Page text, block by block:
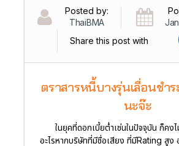
Posted by:
ThaiBMA
Share this post with
ตราสารหนี้บางรุ่นเลื่อนชำร
นะจ๊ะ
ในยุคที่ดอกเบี้ยต่ำเช่นในปัจจุบัน ก็คง
อะไรหากบริษัทที่มีชื่อเสียง ที่มีRating สูง